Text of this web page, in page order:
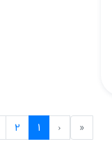
«
First
‹
Previous
1
2